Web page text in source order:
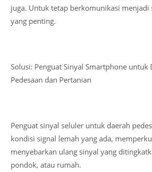
juga. Untuk tetap berkomunikasi menjadi
yang penting.
Solusi: Penguat Sinyal Smartphone untuk
Pedesaan dan Pertanian
Penguat sinyal seluler untuk daerah
kondisi signal lemah yang ada,
menyebarkan ulang sinyal yang
pondok, atau rumah.